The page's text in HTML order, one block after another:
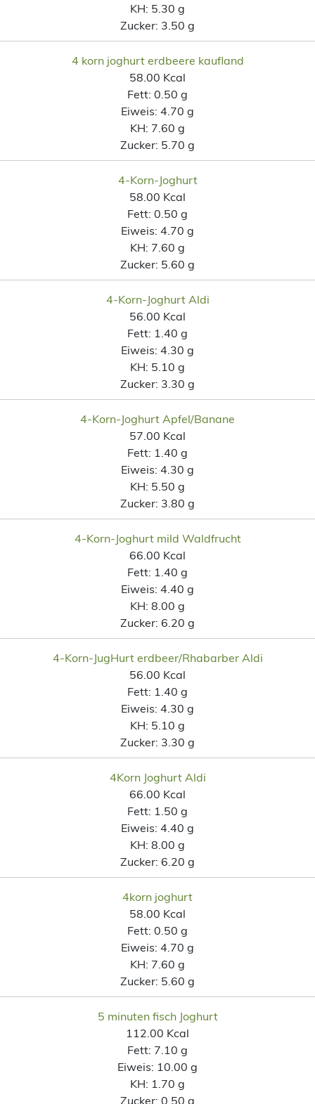
KH: 5.30 g
Zucker: 3.50 g
4 korn joghurt erdbeere kaufland
58.00 Kcal
Fett: 0.50 g
Eiweis: 4.70 g
KH: 7.60 g
Zucker: 5.70 g
4-Korn-Joghurt
58.00 Kcal
Fett: 0.50 g
Eiweis: 4.70 g
KH: 7.60 g
Zucker: 5.60 g
4-Korn-Joghurt Aldi
56.00 Kcal
Fett: 1.40 g
Eiweis: 4.30 g
KH: 5.10 g
Zucker: 3.30 g
4-Korn-Joghurt Apfel/Banane
57.00 Kcal
Fett: 1.40 g
Eiweis: 4.30 g
KH: 5.50 g
Zucker: 3.80 g
4-Korn-Joghurt mild Waldfrucht
66.00 Kcal
Fett: 1.40 g
Eiweis: 4.40 g
KH: 8.00 g
Zucker: 6.20 g
4-Korn-JugHurt erdbeer/Rhabarber Aldi
56.00 Kcal
Fett: 1.40 g
Eiweis: 4.30 g
KH: 5.10 g
Zucker: 3.30 g
4Korn Joghurt Aldi
66.00 Kcal
Fett: 1.50 g
Eiweis: 4.40 g
KH: 8.00 g
Zucker: 6.20 g
4korn joghurt
58.00 Kcal
Fett: 0.50 g
Eiweis: 4.70 g
KH: 7.60 g
Zucker: 5.60 g
5 minuten fisch Joghurt
112.00 Kcal
Fett: 7.10 g
Eiweis: 10.00 g
KH: 1.70 g
Zucker: 0.50 g